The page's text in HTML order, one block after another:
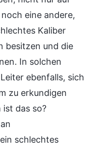
eine andere,
Kaliber
besitzen und die
In solchen
ebenfalls, sich
zu erkundigen
ist das so?
schlechtes